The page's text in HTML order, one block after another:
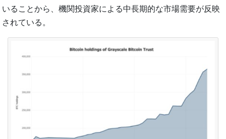
いることから、機関投資家による中長期的な市場需要が反映
されている。